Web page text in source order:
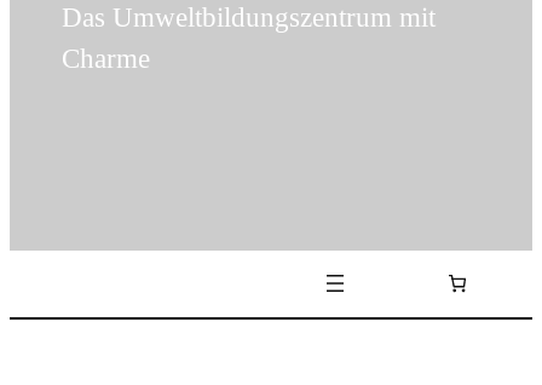
Das Umweltbildungszentrum mit
Charme